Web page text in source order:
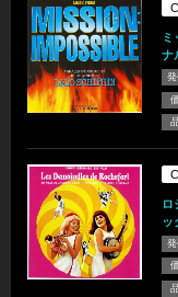
ミ
ナ
発
ロ
ッ
発